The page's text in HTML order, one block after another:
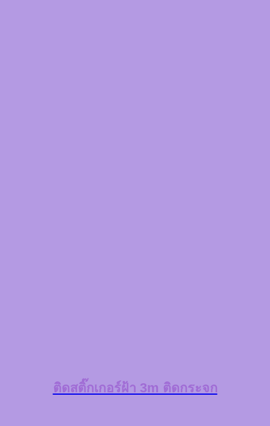
ติดสติ๊กเกอร์ฝ้า 3m ติดกระจก